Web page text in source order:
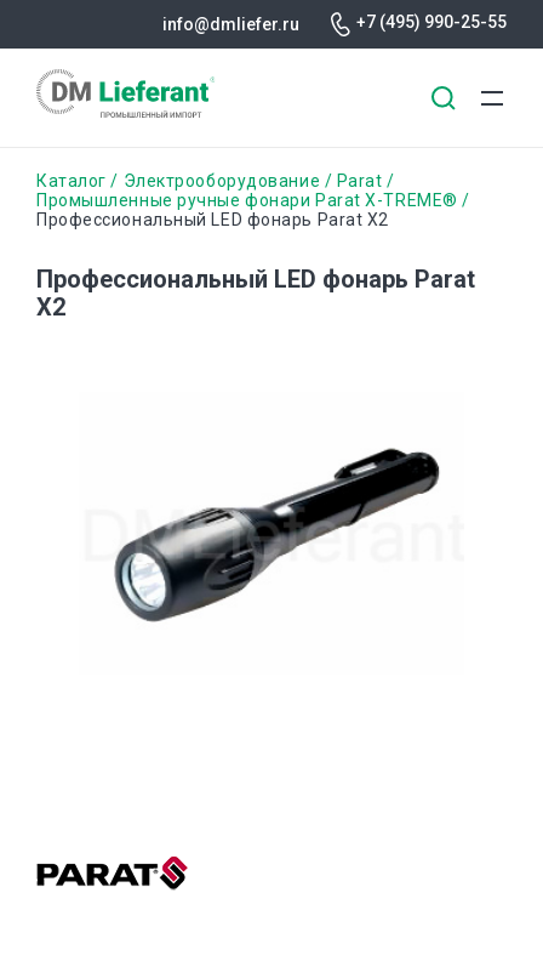
основному
info@dmliefer.ru +7 (495) 990-25-55
Строка
навигации
Каталог Электрооборудование
Parat
Промышленные ручные фонари Parat X-TREME®
Профессиональный LED фонарь Parat X2
Профессиональный LED фонарь Parat
X2